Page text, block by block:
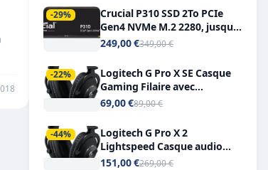
-29%
Crucial P310 SSD 2To PCIe
Gen4 NVMe M.2 2280, jusqu’à
7.100 Mo/s
249,00 €349,00 €
-22%
Logitech G Pro X SE Casque
Gaming Filaire avec
Microphone Micro
7.1
69,00 €89,00 €
-44%
Logitech G Pro X 2
Lightspeed Casque audio
bluetooth
151,00 €269,00 €